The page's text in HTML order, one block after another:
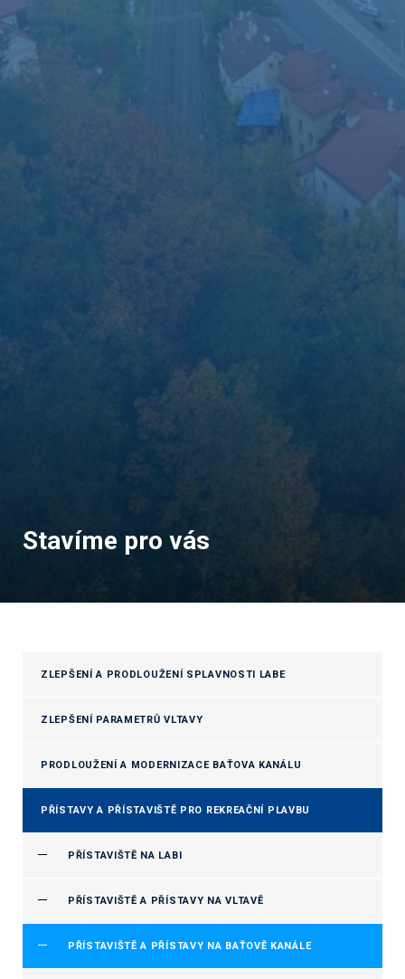
Stavíme pro vás
ZLEPŠENÍ A PRODLOUŽENÍ SPLAVNOSTI LABE
ZLEPŠENÍ PARAMETRŮ VLTAVY
PRODLOUŽENÍ A MODERNIZACE BAŤOVA KANÁLU
PŘÍSTAVY A PŘÍSTAVIŠTĚ PRO REKREAČNÍ PLAVBU
PŘÍSTAVIŠTĚ NA LABI
PŘÍSTAVIŠTĚ A PŘÍSTAVY NA VLTAVĚ
PŘÍSTAVIŠTĚ A PŘÍSTAVY NA BAŤOVĚ KANÁLE